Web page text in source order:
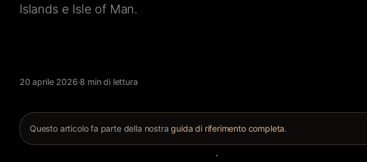
Islands e Isle of Man.
20 aprile 2026·8 min di lettura
Questo articolo fa parte della nostraguida di riferimento completa.